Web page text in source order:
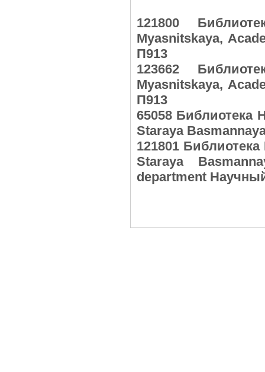
121800
Myasnitskaya,
П913
123662
Myasnitskaya,
П913
65058 Библиотека
Staraya
121801
Staraya
department